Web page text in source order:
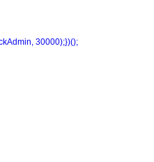
30000);})();